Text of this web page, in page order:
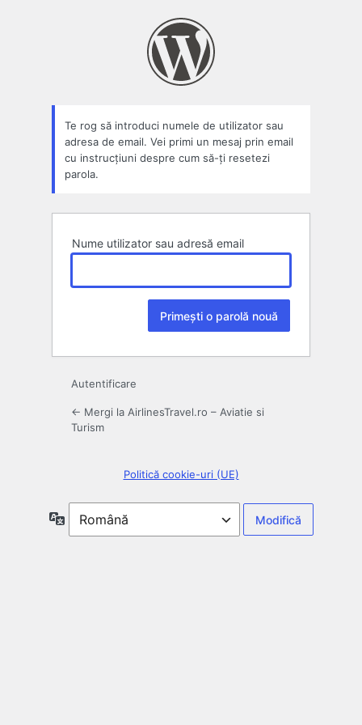
Te rog să introduci numele de utilizator sau
adresa de email. Vei primi un mesaj prin email
cu instrucțiuni despre cum să-ți resetezi
parola.
Nume utilizator sau adresă email
Autentificare
← Mergi la AirlinesTravel.ro – Aviatie si
Turism
Politică cookie-uri (UE)
Limbă